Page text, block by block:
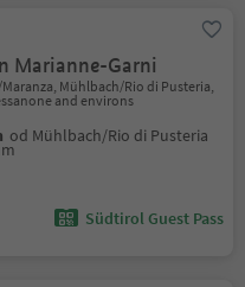
Marianne-Garni
Mühlbach/Rio di Pusteria,
and environs
od Mühlbach/Rio di Pusteria
Südtirol Guest Pass